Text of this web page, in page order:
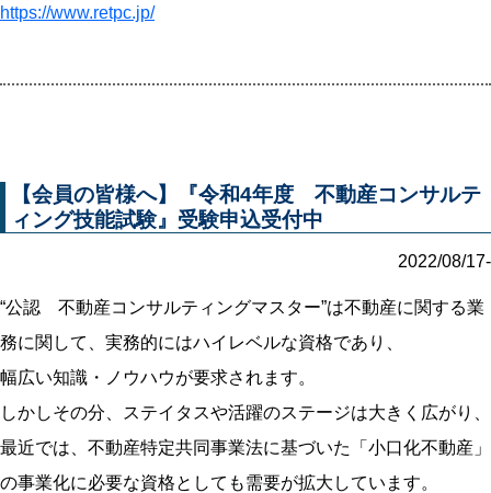
https://www.retpc.jp/
【会員の皆様へ】『令和4年度 不動産コンサルテ
ィング技能試験』受験申込受付中
2022/08/17-
“公認 不動産コンサルティングマスター”は不動産に関する業
務に関して、実務的にはハイレベルな資格であり、
幅広い知識・ノウハウが要求されます。
しかしその分、ステイタスや活躍のステージは大きく広がり、
最近では、不動産特定共同事業法に基づいた「小口化不動産」
の事業化に必要な資格としても需要が拡大しています。